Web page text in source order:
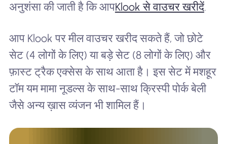
अनुशंसा की जाती है कि आपKlook से वाउचर खरीदें.
आप Klook पर मील वाउचर खरीद सकते हैं, जो छोटे
सेट (4 लोगों के लिए) या बड़े सेट (8 लोगों के लिए) और
फ़ास्ट ट्रैक एक्सेस के साथ आता है। इस सेट में मशहूर
टॉम यम मामा नूडल्स के साथ-साथ क्रिस्पी पोर्क बेली
जैसे अन्य ख़ास व्यंजन भी शामिल हैं।